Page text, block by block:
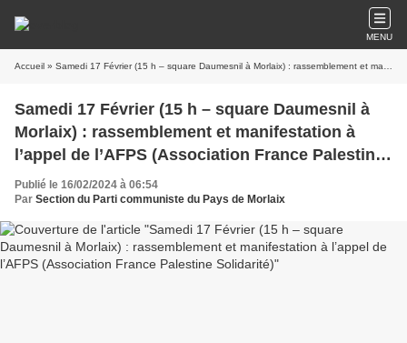
MENU
Accueil » Samedi 17 Février (15 h – square Daumesnil à Morlaix) : rassemblement et manifestation à l’appel de l’AFPS (Association France Palestine Solidarité)
Samedi 17 Février (15 h – square Daumesnil à
Morlaix) : rassemblement et manifestation à
l’appel de l’AFPS (Association France Palestine
Solidarité)
Publié le 16/02/2024 à 06:54
Par Section du Parti communiste du Pays de Morlaix